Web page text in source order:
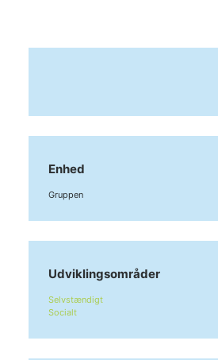
Enhed
Gruppen
Udviklingsområder
Selvstændigt
Socialt